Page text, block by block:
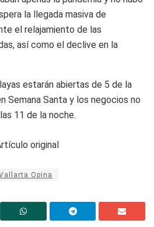
la llegada masiva de
el relajamiento de las
así como el declive en la
estarán abiertas de 5 de la
Semana Santa y los negocios no
11 de la noche.
original
Opina